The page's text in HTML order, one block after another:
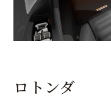
ロトンダ